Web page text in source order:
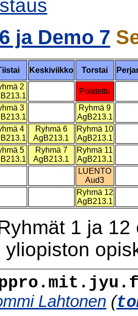
ja Demo 7
Keskiviikko Torstai
2
Poistettu
3
Ryhmä 9
AgB213.1
4
Ryhmä 6
AgB213.1
Ryhmä 10
AgB213.1
5
Ryhmä 7
AgB213.1
Ryhmä 11
AgB213.1
LUENTO
Aud3
Ryhmä 12
AgB213.1
1 ja
yliopiston
Lahtonen (